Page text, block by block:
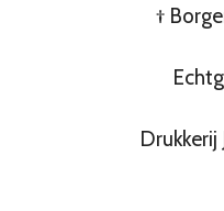
†
Drukkerij